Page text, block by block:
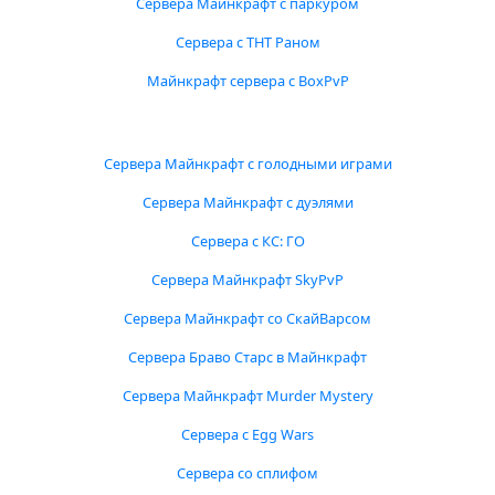
Сервера с ТНТ Раном
Майнкрафт сервера с BoxPvP
Сервера Майнкрафт с голодными играми
Сервера Майнкрафт с дуэлями
Сервера с КС: ГО
Сервера Майнкрафт SkyPvP
Сервера Майнкрафт со СкайВарсом
Сервера Браво Старс в Майнкрафт
Сервера Майнкрафт Murder Mystery
Сервера с Egg Wars
Сервера со сплифом